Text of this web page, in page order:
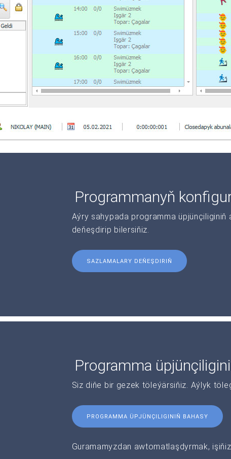
Programmanyň
Aýry sahypada programma
deňeşdirip bilersiňiz.
SAZLAMALARY DEŇEŞDIRIŇ
Programma
Siz diňe bir gezek töleýärsiňiz. Aýlyk
PROGRAMMA ÜPJÜNÇILIGINIŇ BAHASY
Guramamyzdan awtomatlaşdyrmak,